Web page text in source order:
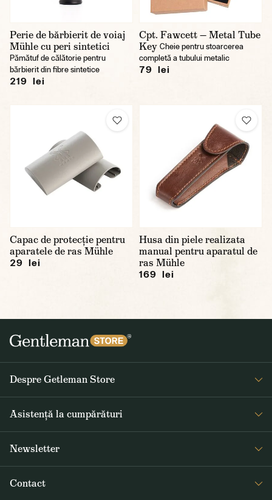
Perie de bărbierit de voiaj
Mühle cu peri sintetici
Pămătuf de călătorie pentru
bărbierit din fibre sintetice
219 lei
Cpt. Fawcett — Metal Tube
Key Cheie pentru stoarcerea
completă a tubului metalic
79 lei
Capac de protecție pentru
aparatele de ras Mühle
29 lei
Husa din piele realizata
manual pentru aparatul de
ras Mühle
169 lei
Despre Getleman Store
Asistență la cumpărături
Termeni și condiții
Newsletter
informații despre produse noi și oferte speciale
Contact